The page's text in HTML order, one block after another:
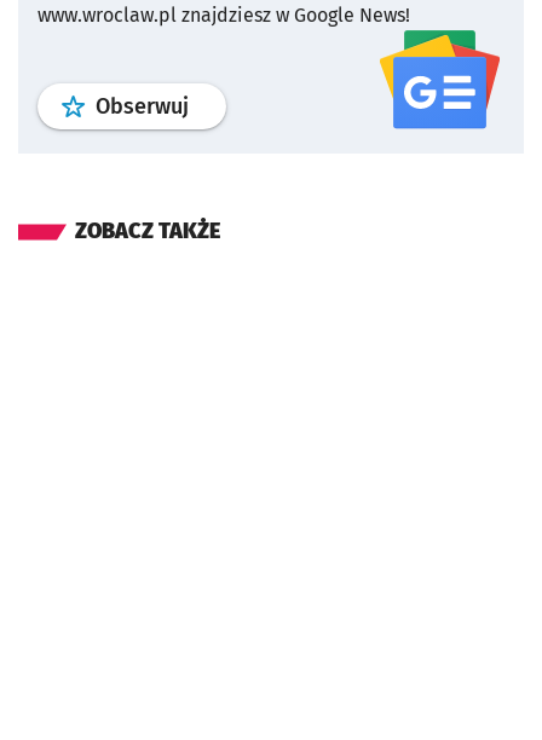
www.wroclaw.pl znajdziesz w Google News!
Obserwuj profil serwisu
ZOBACZ TAKŻE